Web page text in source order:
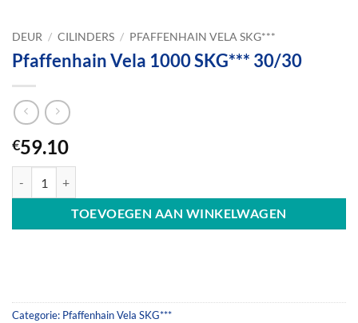
DEUR / CILINDERS / PFAFFENHAIN VELA SKG***
Pfaffenhain Vela 1000 SKG*** 30/30
€59.10
TOEVOEGEN AAN WINKELWAGEN
Categorie: Pfaffenhain Vela SKG***